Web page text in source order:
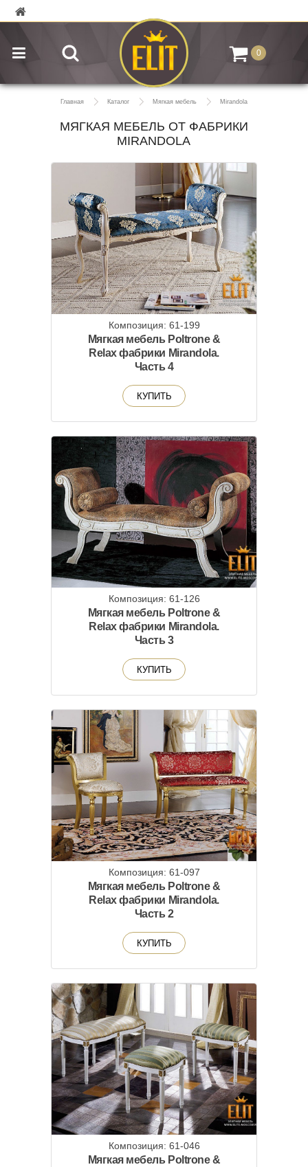
0
Главная Каталог Мягкая мебель Mirandola
МЯГКАЯ МЕБЕЛЬ ОТ ФАБРИКИ
MIRANDOLA
Композиция: 61-199
Мягкая мебель Poltrone &
Relax фабрики Mirandola.
Часть 4
КУПИТЬ
Композиция: 61-126
Мягкая мебель Poltrone &
Relax фабрики Mirandola.
Часть 3
КУПИТЬ
Композиция: 61-097
Мягкая мебель Poltrone &
Relax фабрики Mirandola.
Часть 2
КУПИТЬ
Композиция: 61-046
Мягкая мебель Poltrone &